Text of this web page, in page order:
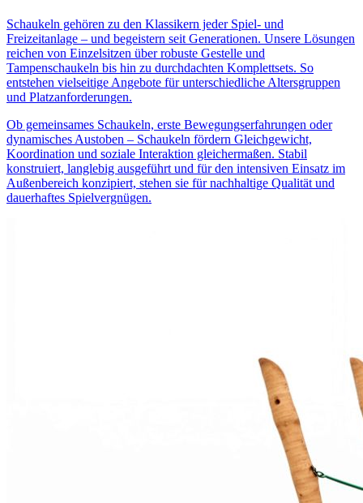
Schaukeln gehören zu den Klassikern jeder Spiel- und
Freizeitanlage – und begeistern seit Generationen. Unsere Lösungen
reichen von Einzelsitzen über robuste Gestelle und
Tampenschaukeln bis hin zu durchdachten Komplettsets. So
entstehen vielseitige Angebote für unterschiedliche Altersgruppen
und Platzanforderungen.
Ob gemeinsames Schaukeln, erste Bewegungserfahrungen oder
dynamisches Austoben – Schaukeln fördern Gleichgewicht,
Koordination und soziale Interaktion gleichermaßen. Stabil
konstruiert, langlebig ausgeführt und für den intensiven Einsatz im
Außenbereich konzipiert, stehen sie für nachhaltige Qualität und
dauerhaftes Spielvergnügen.